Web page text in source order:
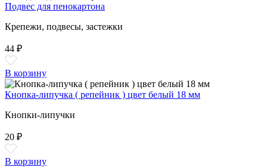
Подвес для пенокартона
Крепежи, подвесы, застежки
44 ₽
В корзину
Кнопка-липучка ( репейник ) цвет белый 18 мм
Кнопки-липучки
20 ₽
В корзину